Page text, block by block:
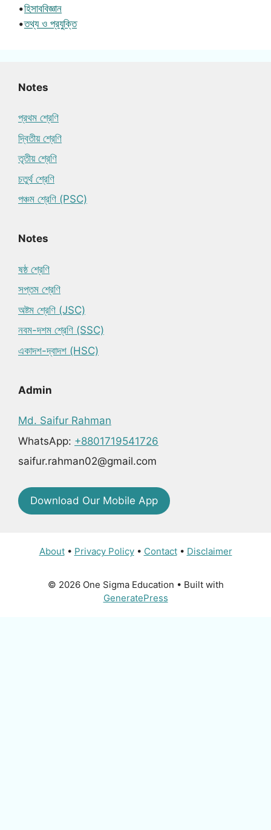
•হিসাববিজ্ঞান
•তথ্য ও প্রযুক্তি
Notes
প্রথম শ্রেণি
দ্বিতীয় শ্রেণি
তৃতীয় শ্রেণি
চতুর্থ শ্রেণি
পঞ্চম শ্রেণি (PSC)
Notes
ষষ্ঠ শ্রেণি
সপ্তম শ্রেণি
অষ্টম শ্রেণি (JSC)
নবম-দশম শ্রেণি (SSC)
একাদশ-দ্বাদশ (HSC)
Admin
Md. Saifur Rahman
WhatsApp: +8801719541726
saifur.rahman02@gmail.com
Download Our Mobile App
About• Privacy Policy• Contact• Disclaimer
© 2026 One Sigma Education • Built with
GeneratePress